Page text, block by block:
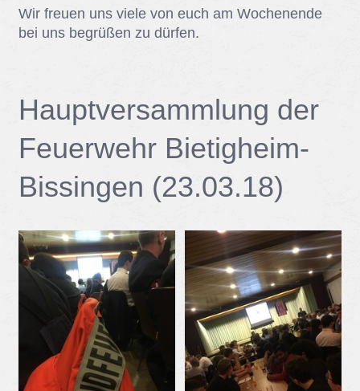
Wir freu­en uns vie­le von euch am Wo­chen­en­de
bei uns be­grü­ßen zu dür­fen.
Haupt­ver­samm­lung der
Feu­er­wehr Bie­tig­heim-
Bis­sin­gen (23.03.18)